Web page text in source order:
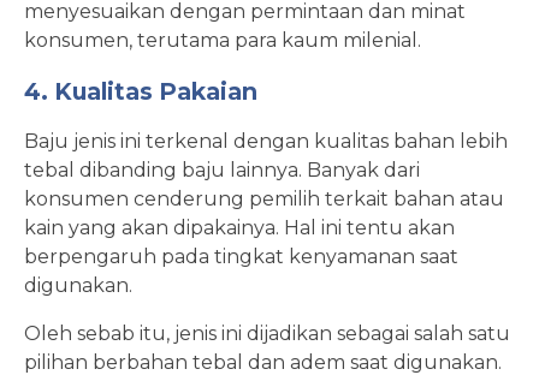
menyesuaikan dengan permintaan dan minat
konsumen, terutama para kaum milenial.
4. Kualitas Pakaian
Baju jenis ini terkenal dengan kualitas bahan lebih
tebal dibanding baju lainnya. Banyak dari
konsumen cenderung pemilih terkait bahan atau
kain yang akan dipakainya. Hal ini tentu akan
berpengaruh pada tingkat kenyamanan saat
digunakan.
Oleh sebab itu, jenis ini dijadikan sebagai salah satu
pilihan berbahan tebal dan adem saat digunakan.